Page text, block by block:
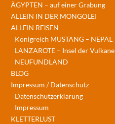
ÄGYPTEN – auf einer Grabung
ALLEIN IN DER MONGOLEI
ALLEIN REISEN
Königreich MUSTANG – NEPAL
LANZAROTE – Insel der Vulkane
NEUFUNDLAND
BLOG
Impressum / Datenschutz
Datenschutzerklärung
Impressum
KLETTERLUST